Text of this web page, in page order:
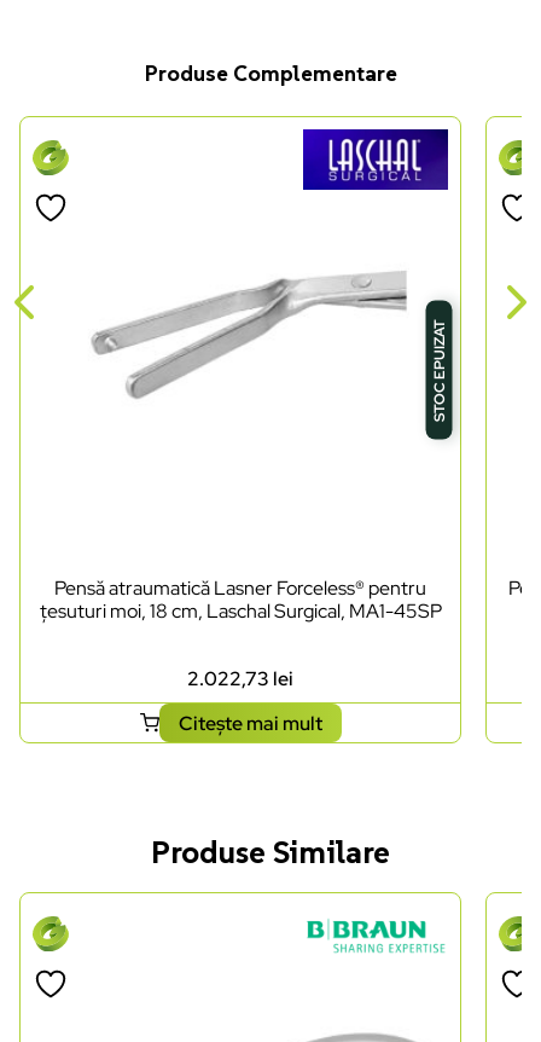
Produse Complementare
STOC EPUIZAT
Pensă atraumatică Lasner Forceless® pentru
țesuturi moi, 18 cm, Laschal Surgical, MA1-45SP
2.022,73 lei
Citește mai mult
Produse Similare